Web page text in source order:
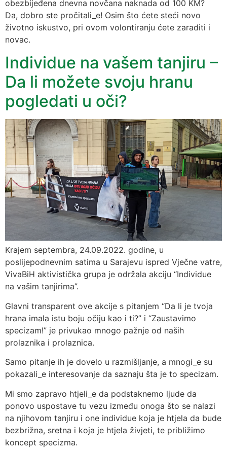
obezbijeđena dnevna novčana naknada od 100 KM?
Da, dobro ste pročitali_e! Osim što ćete steći novo
životno iskustvo, pri ovom volontiranju ćete zaraditi i
novac.
Individue na vašem tanjiru –
Da li možete svoju hranu
pogledati u oči?
Krajem septembra, 24.09.2022. godine, u
poslijepodnevnim satima u Sarajevu ispred Vječne vatre,
VivaBiH aktivistička grupa je održala akciju “Individue
na vašim tanjirima”.
Glavni transparent ove akcije s pitanjem “Da li je tvoja
hrana imala istu boju očiju kao i ti?” i “Zaustavimo
specizam!” je privukao mnogo pažnje od naših
prolaznika i prolaznica.
Samo pitanje ih je dovelo u razmišljanje, a mnogi_e su
pokazali_e interesovanje da saznaju šta je to specizam.
Mi smo zapravo htjeli_e da podstaknemo ljude da
ponovo uspostave tu vezu između onoga što se nalazi
na njihovom tanjiru i one individue koja je htjela da bude
bezbrižna, sretna i koja je htjela živjeti, te približimo
koncept specizma.